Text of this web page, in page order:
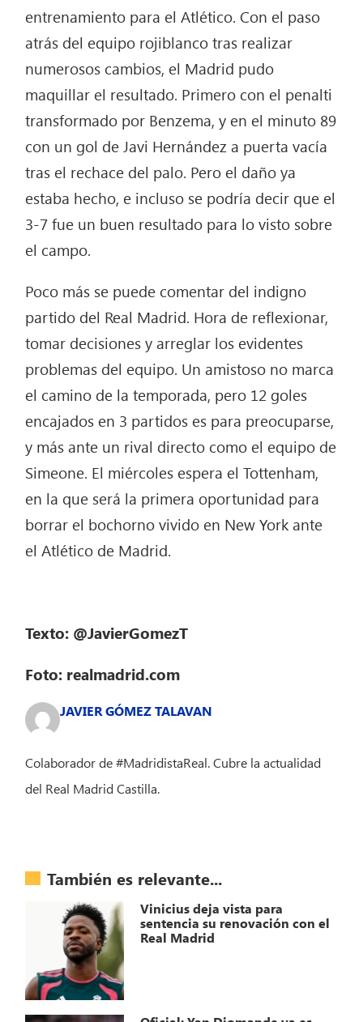
entrenamiento para el Atlético. Con el paso
atrás del equipo rojiblanco tras realizar
numerosos cambios, el Madrid pudo
maquillar el resultado. Primero con el penalti
transformado por Benzema, y en el minuto 89
con un gol de Javi Hernández a puerta vacía
tras el rechace del palo. Pero el daño ya
estaba hecho, e incluso se podría decir que el
3-7 fue un buen resultado para lo visto sobre
el campo.
Poco más se puede comentar del indigno
partido del Real Madrid. Hora de reflexionar,
tomar decisiones y arreglar los evidentes
problemas del equipo. Un amistoso no marca
el camino de la temporada, pero 12 goles
encajados en 3 partidos es para preocuparse,
y más ante un rival directo como el equipo de
Simeone. El miércoles espera el Tottenham,
en la que será la primera oportunidad para
borrar el bochorno vivido en New York ante
el Atlético de Madrid.
Texto: @JavierGomezT
Foto: realmadrid.com
JAVIER GÓMEZ TALAVAN
Colaborador de #MadridistaReal. Cubre la actualidad
del Real Madrid Castilla.
También es relevante...
Vinicius deja vista para
sentencia su renovación con el
Real Madrid